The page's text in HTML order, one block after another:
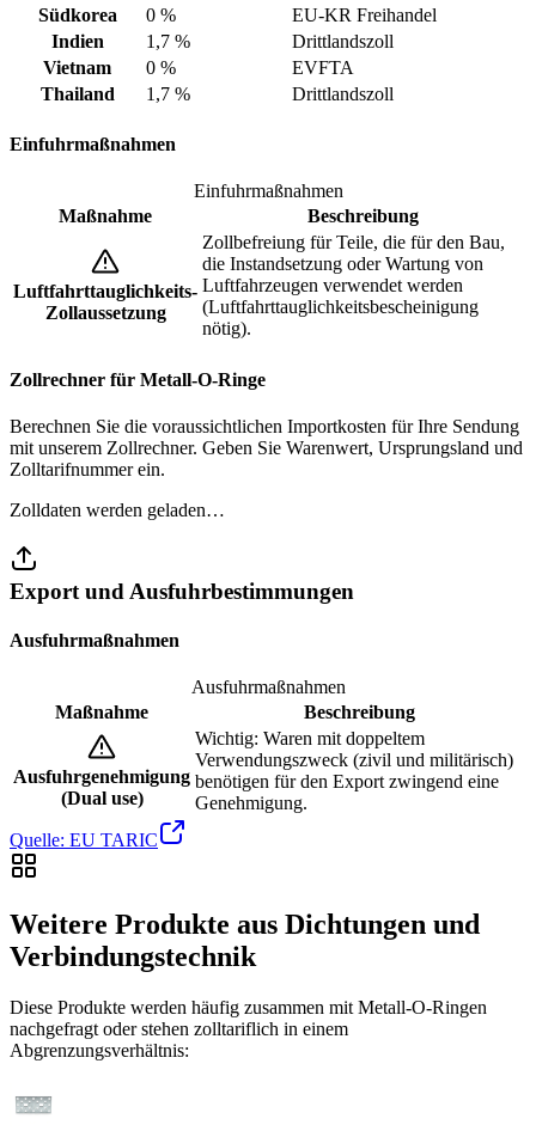
Südkorea
0 %
EU-KR Freihandel
Indien
1,7 %
Drittlandszoll
Vietnam
0 %
EVFTA
Thailand
1,7 % Drittlandszoll
Einfuhrmaßnahmen
Einfuhrmaßnahmen
Maßnahme
Beschreibung
Luftfahrttauglichkeits-
Zollaussetzung
Zollbefreiung für Teile, die für den Bau,
die Instandsetzung oder Wartung von
Luftfahrzeugen verwendet werden
(Luftfahrttauglichkeitsbescheinigung
nötig).
Zollrechner für Metall-O-Ringe
Berechnen Sie die voraussichtlichen Importkosten für Ihre Sendung
mit unserem Zollrechner. Geben Sie Warenwert, Ursprungsland und
Zolltarifnummer ein.
Zolldaten werden geladen…
Export und Ausfuhrbestimmungen
Ausfuhrmaßnahmen
Ausfuhrmaßnahmen
Maßnahme
Beschreibung
Ausfuhrgenehmigung
(Dual use)
Wichtig: Waren mit doppeltem
Verwendungszweck (zivil und militärisch)
benötigen für den Export zwingend eine
Genehmigung.
Quelle: EU TARIC
Weitere Produkte aus Dichtungen und
Verbindungstechnik
Diese Produkte werden häufig zusammen mit Metall-O-Ringen
nachgefragt oder stehen zolltariflich in einem
Abgrenzungsverhältnis: